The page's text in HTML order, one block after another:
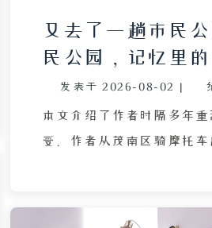
又去了一趟市民
民公园，记忆里
发表于 2026-08-02 |
本文介绍了作者时隔多年
受。作者从茂南区骑摩托
花草树木茂密，连鼻炎都